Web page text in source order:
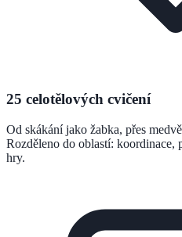
25 celotělových cvičení
Od skákání jako žabka, přes
Rozděleno do oblastí: koordinace,
hry.